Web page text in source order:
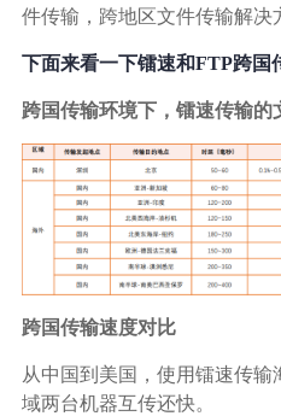
件传输，跨地区文件传输解决
下面来看一下镭速和FTP跨国
跨国传输环境下，镭速传输的
跨国传输速度对比
从中国到美国，使用镭速传
域两台机器互传还快。